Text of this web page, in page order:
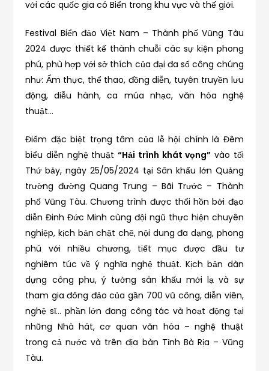
với các quốc gia có Biển trong khu vực và thế giới.
Festival Biển đảo Việt Nam – Thành phố Vũng Tàu
2024 được thiết kế thành chuỗi các sự kiện phong
phú, phù hợp với sở thích của đại đa số công chúng
như: Ẩm thực, thể thao, đồng diễn, tuyên truyền lưu
động, diễu hành, ca múa nhạc, văn hóa nghệ
thuật…
Điểm đặc biệt trọng tâm của lễ hội chính là Đêm
biểu diễn nghệ thuật“Hải trình khát vọng” vào tối
Thứ bảy, ngày 25/05/2024 tại Sân khấu lớn Quảng
trường đường Quang Trung – Bãi Trước – Thành
phố Vũng Tàu. Chương trình được thổi hồn bởi đạo
diễn Đinh Đức Minh cùng đội ngũ thực hiện chuyên
nghiệp, kịch bản chặt chẽ, nội dung đa dạng, phong
phú với nhiều chương, tiết mục được đầu tư
nghiêm túc về ý nghĩa nghệ thuật. Kịch bản dàn
dựng công phu, ý tưởng sân khấu mới lạ và sự
tham gia đông đảo của gần 700 vũ công, diễn viên,
nghệ sĩ… phần lớn đang công tác và hoạt động tại
những Nhà hát, cơ quan văn hóa – nghệ thuật
trong cả nước và trên địa bàn Tỉnh Bà Rịa – Vũng
Tàu.